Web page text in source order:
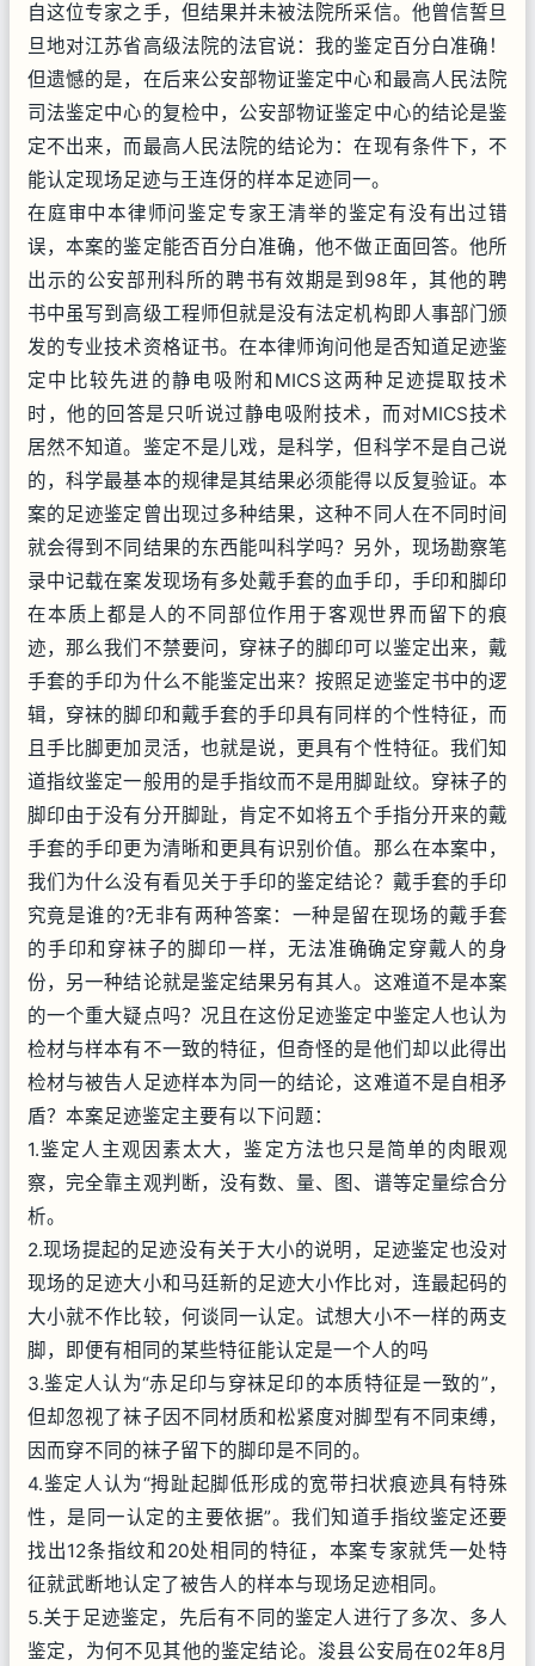
自这位专家之手，但结果并未被法院所采信。他曾信誓旦
旦地对江苏省高级法院的法官说：我的鉴定百分白准确！
但遗憾的是，在后来公安部物证鉴定中心和最高人民法院
司法鉴定中心的复检中，公安部物证鉴定中心的结论是鉴
定不出来，而最高人民法院的结论为：在现有条件下，不
能认定现场足迹与王连伢的样本足迹同一。
在庭审中本律师问鉴定专家王清举的鉴定有没有出过错
误，本案的鉴定能否百分白准确，他不做正面回答。他所
出示的公安部刑科所的聘书有效期是到98年，其他的聘
书中虽写到高级工程师但就是没有法定机构即人事部门颁
发的专业技术资格证书。在本律师询问他是否知道足迹鉴
定中比较先进的静电吸附和MICS这两种足迹提取技术
时，他的回答是只听说过静电吸附技术，而对MICS技术
居然不知道。鉴定不是儿戏，是科学，但科学不是自己说
的，科学最基本的规律是其结果必须能得以反复验证。本
案的足迹鉴定曾出现过多种结果，这种不同人在不同时间
就会得到不同结果的东西能叫科学吗？另外，现场勘察笔
录中记载在案发现场有多处戴手套的血手印，手印和脚印
在本质上都是人的不同部位作用于客观世界而留下的痕
迹，那么我们不禁要问，穿袜子的脚印可以鉴定出来，戴
手套的手印为什么不能鉴定出来？按照足迹鉴定书中的逻
辑，穿袜的脚印和戴手套的手印具有同样的个性特征，而
且手比脚更加灵活，也就是说，更具有个性特征。我们知
道指纹鉴定一般用的是手指纹而不是用脚趾纹。穿袜子的
脚印由于没有分开脚趾，肯定不如将五个手指分开来的戴
手套的手印更为清晰和更具有识别价值。那么在本案中，
我们为什么没有看见关于手印的鉴定结论？戴手套的手印
究竟是谁的?无非有两种答案：一种是留在现场的戴手套
的手印和穿袜子的脚印一样，无法准确确定穿戴人的身
份，另一种结论就是鉴定结果另有其人。这难道不是本案
的一个重大疑点吗？况且在这份足迹鉴定中鉴定人也认为
检材与样本有不一致的特征，但奇怪的是他们却以此得出
检材与被告人足迹样本为同一的结论，这难道不是自相矛
盾？本案足迹鉴定主要有以下问题：
1.鉴定人主观因素太大，鉴定方法也只是简单的肉眼观
察，完全靠主观判断，没有数、量、图、谱等定量综合分
析。
2.现场提起的足迹没有关于大小的说明，足迹鉴定也没对
现场的足迹大小和马廷新的足迹大小作比对，连最起码的
大小就不作比较，何谈同一认定。试想大小不一样的两支
脚，即便有相同的某些特征能认定是一个人的吗
3.鉴定人认为“赤足印与穿袜足印的本质特征是一致的”，
但却忽视了袜子因不同材质和松紧度对脚型有不同束缚，
因而穿不同的袜子留下的脚印是不同的。
4.鉴定人认为“拇趾起脚低形成的宽带扫状痕迹具有特殊
性，是同一认定的主要依据”。我们知道手指纹鉴定还要
找出12条指纹和20处相同的特征，本案专家就凭一处特
征就武断地认定了被告人的样本与现场足迹相同。
5.关于足迹鉴定，先后有不同的鉴定人进行了多次、多人
鉴定，为何不见其他的鉴定结论。浚县公安局在02年8月